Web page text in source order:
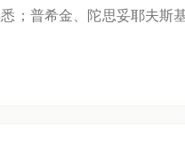
；普希金、陀思妥耶夫斯